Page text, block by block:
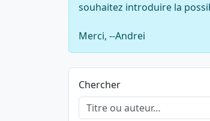
souhaitez introduire la
Merci, --Andrei
Chercher